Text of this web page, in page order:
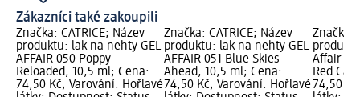
Zákazníci také zakoupili
Značka: CATRICE; Název
produktu: lak na nehty GEL
AFFAIR 050 Poppy
Reloaded, 10,5 ml; Cena:
74,50 Kč; Varování: Hořlavé
Značka: CATRICE; Název
produktu: lak na nehty GEL
AFFAIR 051 Blue Skies
Ahead, 10,5 ml; Cena:
74,50 Kč; Varování: Hořlavé
Značka:
Affair
Red
74,50